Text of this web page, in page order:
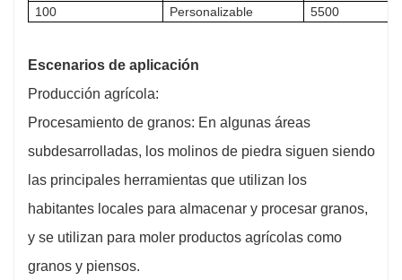
100
Personalizable 5500
Escenarios de aplicación
Producción agrícola:
Procesamiento de granos: En algunas áreas
subdesarrolladas, los molinos de piedra siguen siendo
las principales herramientas que utilizan los
habitantes locales para almacenar y procesar granos,
y se utilizan para moler productos agrícolas como
granos y piensos.